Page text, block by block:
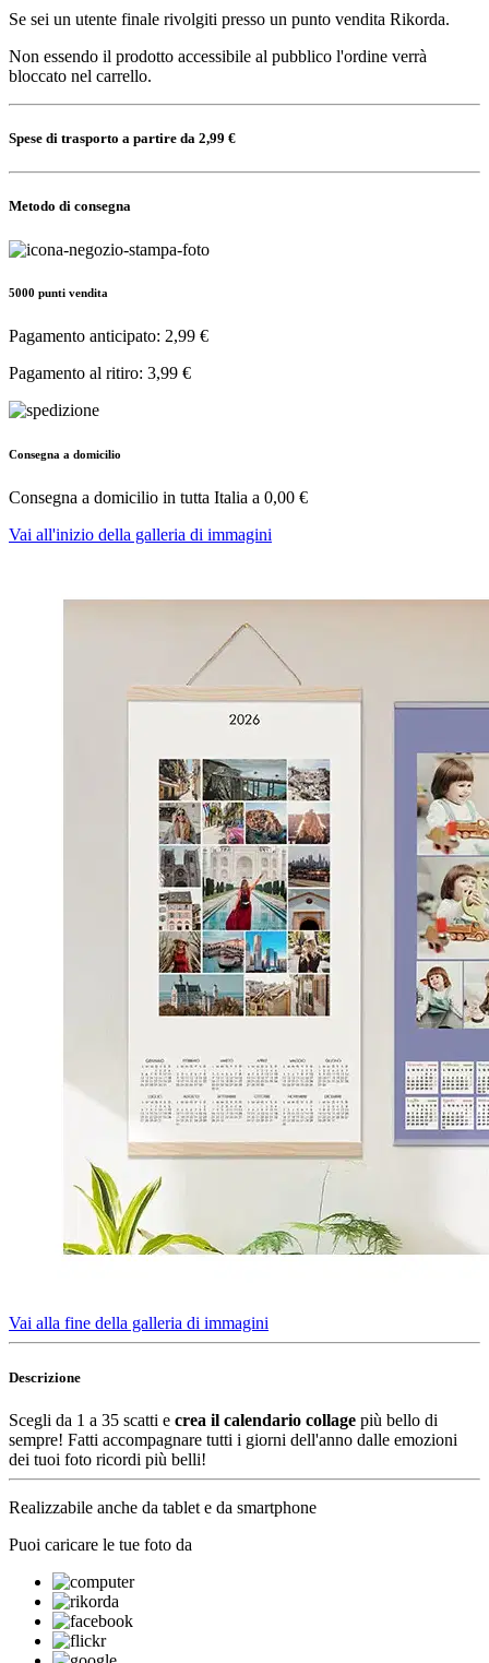
Se sei un utente finale rivolgiti presso un punto vendita Rikorda.
Non essendo il prodotto accessibile al pubblico l'ordine verrà
bloccato nel carrello.
Spese di trasporto a partire da 2,99 €
Metodo di consegna
5000 punti vendita
Pagamento anticipato: 2,99 €
Pagamento al ritiro: 3,99 €
Consegna a domicilio
Consegna a domicilio in tutta Italia a 0,00 €
Vai all'inizio della galleria di immagini
Vai alla fine della galleria di immagini
Descrizione
Scegli da 1 a 35 scatti e crea il calendario collage più bello di
sempre! Fatti accompagnare tutti i giorni dell'anno dalle emozioni
dei tuoi foto ricordi più belli!
Realizzabile anche da tablet e da smartphone
Puoi caricare le tue foto da